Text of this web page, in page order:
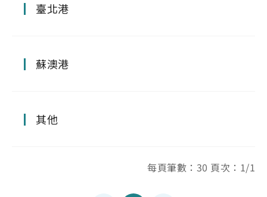
臺北港
蘇澳港
其他
每頁筆數：30 頁次：1/1